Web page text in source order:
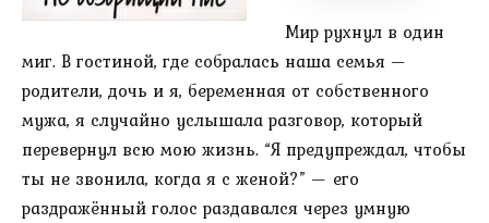
Мир рухнул в один
миг. В гостиной, где собралась наша семья —
родители, дочь и я, беременная от собственного
мужа, я случайно услышала разговор, который
перевернул всю мою жизнь. “Я предупреждал, чтобы
ты не звонила, когда я с женой?” — его
раздражённый голос раздавался через умную